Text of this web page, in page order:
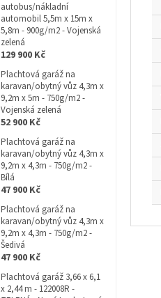
autobus/nákladní
automobil 5,5m x 15m x
5,8m - 900g/m2 - Vojenská
zelená
129 900 Kč
Plachtová garáž na
karavan/obytný vůz 4,3m x
9,2m x 5m - 750g/m2 -
Vojenská zelená
52 900 Kč
Plachtová garáž na
karavan/obytný vůz 4,3m x
9,2m x 4,3m - 750g/m2 -
Bílá
47 900 Kč
Plachtová garáž na
karavan/obytný vůz 4,3m x
9,2m x 4,3m - 750g/m2 -
Šedivá
47 900 Kč
Plachtová garáž 3,66 x 6,1
x 2,44 m - 122008R -